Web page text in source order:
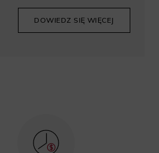
DOWIEDZ SIĘ WIĘCEJ